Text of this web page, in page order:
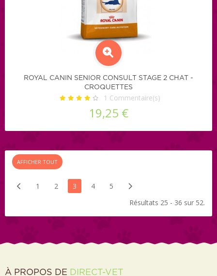
ROYAL CANIN SENIOR CONSULT STAGE 2 CHAT -
CROQUETTES
1 Commentaire(s)
19,25 €
AFFICHER TOUT
1 2 3 4
5
Résultats 25 - 36 sur 52.
À PROPOS DE DIRECT-VET